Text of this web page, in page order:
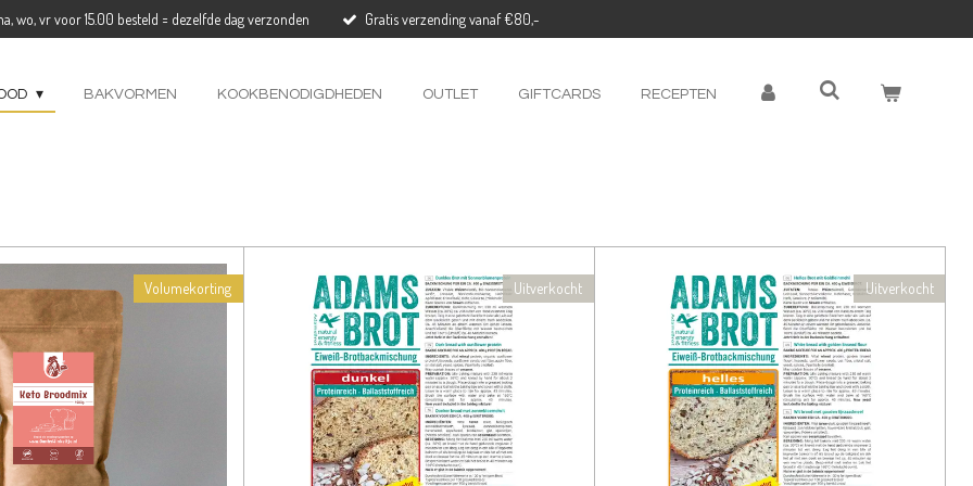
wo, vr voor 15.00 besteld = dezelfde dag verzonden Gratis verzending vanaf €80,-
BAKVORMEN KOOKBENODIGDHEDEN OUTLET GIFTCARDS RECEPTEN
Volumekorting Uitverkocht Uitverkocht